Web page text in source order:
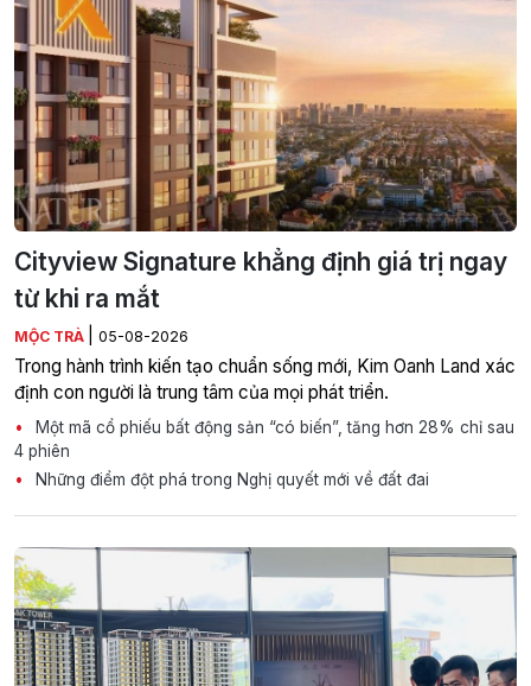
Cityview Signature khẳng định giá trị ngay
từ khi ra mắt
MỘC TRÀ 05-08-2026
Trong hành trình kiến tạo chuẩn sống mới, Kim Oanh Land xác
định con người là trung tâm của mọi phát triển.
Một mã cổ phiếu bất động sản “có biến”, tăng hơn 28% chỉ sau
4 phiên
Những điểm đột phá trong Nghị quyết mới về đất đai